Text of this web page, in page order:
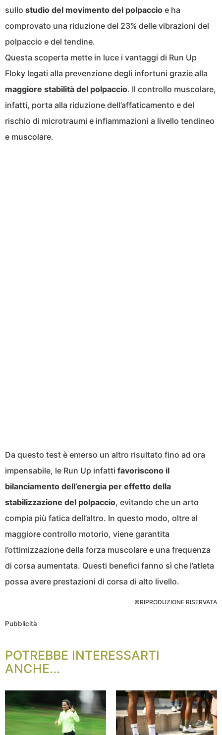
sullo studio del movimento del polpaccio e ha
comprovato una riduzione del 23% delle vibrazioni del
polpaccio e del tendine.
Questa scoperta mette in luce i vantaggi di Run Up
Floky legati alla prevenzione degli infortuni grazie alla
maggiore stabilità del polpaccio. Il controllo muscolare,
infatti, porta alla riduzione dell’affaticamento e del
rischio di microtraumi e infiammazioni a livello tendineo
e muscolare.
Da questo test è emerso un altro risultato fino ad ora
impensabile, le Run Up infatti favoriscono il
bilanciamento dell’energia per effetto della
stabilizzazione del polpaccio, evitando che un arto
compia più fatica dell’altro. In questo modo, oltre al
maggiore controllo motorio, viene garantita
l’ottimizzazione della forza muscolare e una frequenza
di corsa aumentata. Questi benefici fanno sì che l’atleta
possa avere prestazioni di corsa di alto livello.
©RIPRODUZIONE RISERVATA
Pubblicità
POTREBBE INTERESSARTI
ANCHE...